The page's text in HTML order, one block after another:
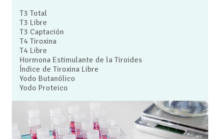
T3 Total
T3 Libre
T3 Captación
T4 Tiroxina
T4 Libre
Hormona Estimulante de la Tiroides
Índice de Tiroxina Libre
Yodo Butanólico
Yodo Proteico